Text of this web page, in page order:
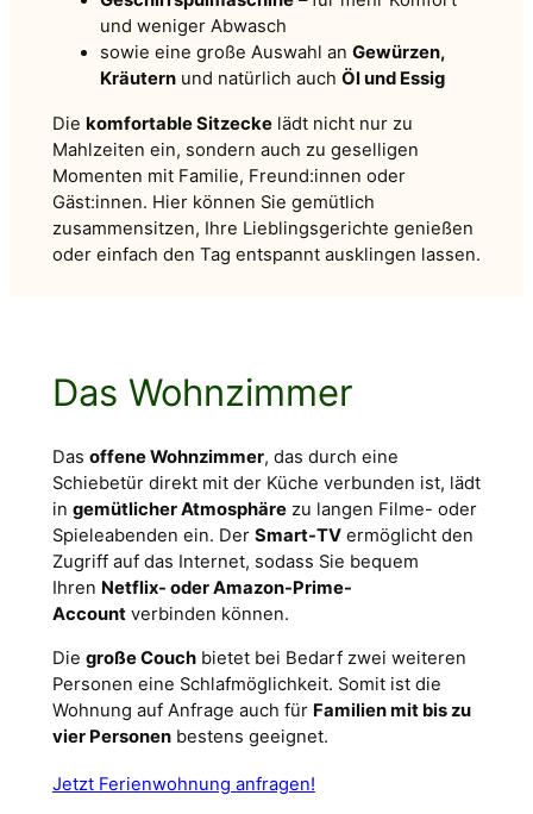
und weniger Abwasch
sowie eine große Auswahl an Gewürzen,
Kräuternund natürlich auch Öl und Essig
Die komfortable Sitzeckelädt nicht nur zu
Mahlzeiten ein, sondern auch zu geselligen
Momenten mit Familie, Freund:innen oder
Gäst:innen. Hier können Sie gemütlich
zusammensitzen, Ihre Lieblingsgerichte genießen
oder einfach den Tag entspannt ausklingen lassen.
Das Wohnzimmer
Das offene Wohnzimmer, das durch eine
Schiebetür direkt mit der Küche verbunden ist, lädt
in gemütlicher Atmosphärezu langen Filme- oder
Spieleabenden ein. Der Smart-TVermöglicht den
Zugriff auf das Internet, sodass Sie bequem
Ihren Netflix- oder Amazon-Prime-
Accountverbinden können.
Die große Couchbietet bei Bedarf zwei weiteren
Personen eine Schlafmöglichkeit. Somit ist die
Wohnung auf Anfrage auch für Familien mit bis zu
vier Personenbestens geeignet.
Jetzt Ferienwohnung anfragen!